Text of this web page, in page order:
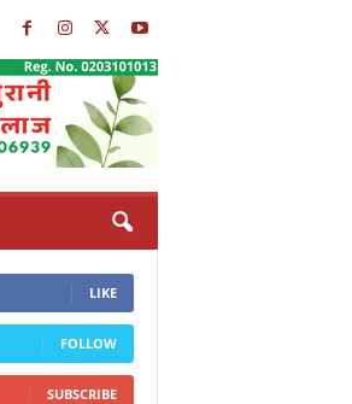
LIKE
FOLLOW
SUBSCRIBE